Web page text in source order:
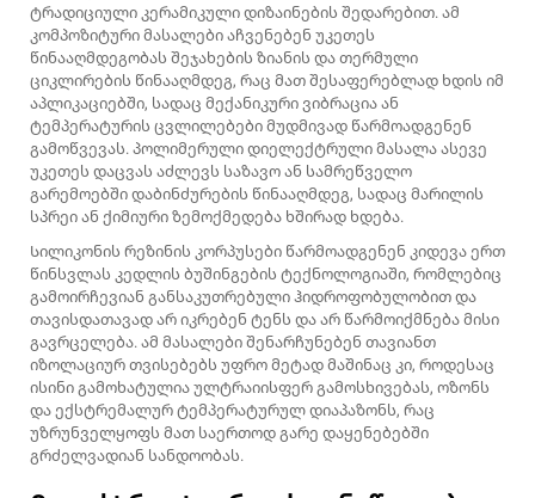
ტრადიციული კერამიკული დიზაინების შედარებით. ამ
კომპოზიტური მასალები აჩვენებენ უკეთეს
წინააღმდეგობას შეჯახების ზიანის და თერმული
ციკლირების წინააღმდეგ, რაც მათ შესაფერებლად ხდის იმ
აპლიკაციებში, სადაც მექანიკური ვიბრაცია ან
ტემპერატურის ცვლილებები მუდმივად წარმოადგენენ
გამოწვევას. პოლიმერული დიელექტრული მასალა ასევე
უკეთეს დაცვას აძლევს საზავო ან სამრეწველო
გარემოებში დაბინძურების წინააღმდეგ, სადაც მარილის
სპრეი ან ქიმიური ზემოქმედება ხშირად ხდება.
Სილიკონის რეზინის კორპუსები წარმოადგენენ კიდევა ერთ
წინსვლას კედლის ბუშინგების ტექნოლოგიაში, რომლებიც
გამოირჩევიან განსაკუთრებული ჰიდროფობულობით და
თავისდათავად არ იკრებენ ტენს და არ წარმოიქმნება მისი
გავრცელება. ამ მასალები შენარჩუნებენ თავიანთ
იზოლაციურ თვისებებს უფრო მეტად მაშინაც კი, როდესაც
ისინი გამოხატულია ულტრაიისფერ გამოსხივებას, ოზონს
და ექსტრემალურ ტემპერატურულ დიაპაზონს, რაც
უზრუნველყოფს მათ საერთოდ გარე დაყენებებში
გრძელვადიან სანდოობას.